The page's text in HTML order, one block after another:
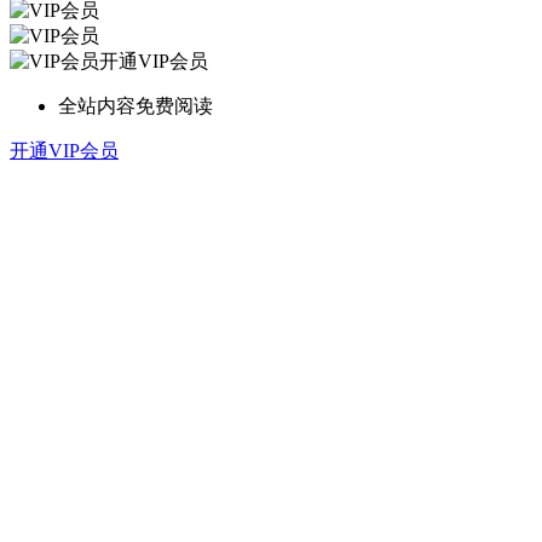
开通VIP会员
全站内容免费阅读
开通VIP会员